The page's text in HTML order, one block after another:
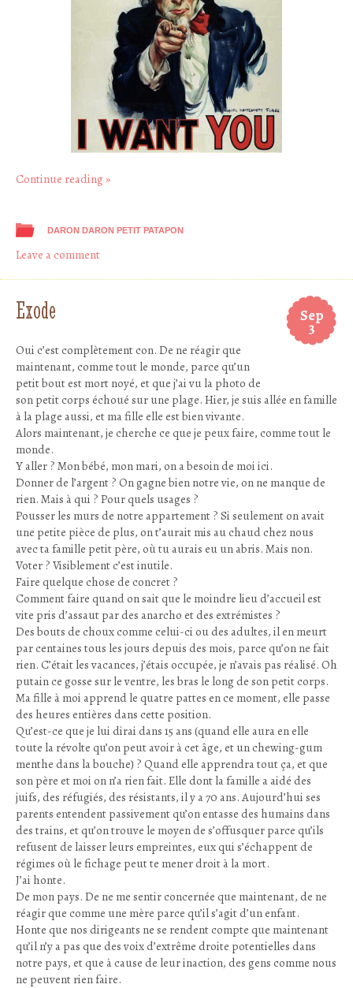
Continue reading»
DARON DARON PETIT PATAPON
Leave a comment
Sep
3
Exode
Oui c’est complètement con. De ne réagir que
maintenant, comme tout le monde, parce qu’un
petit bout est mort noyé, et que j’ai vu la photo de
son petit corps échoué sur une plage. Hier, je suis allée en famille
à la plage aussi, et ma fille elle est bien vivante.
Alors maintenant, je cherche ce que je peux faire, comme tout le
monde.
Y aller ? Mon bébé, mon mari, on a besoin de moi ici.
Donner de l’argent ? On gagne bien notre vie, on ne manque de
rien. Mais à qui ? Pour quels usages ?
Pousser les murs de notre appartement ? Si seulement on avait
une petite pièce de plus, on t’aurait mis au chaud chez nous
avec ta famille petit père, où tu aurais eu un abris. Mais non.
Voter ? Visiblement c’est inutile.
Faire quelque chose de concret ?
Comment faire quand on sait que le moindre lieu d’accueil est
vite pris d’assaut par des anarcho et des extrémistes ?
Des bouts de choux comme celui-ci ou des adultes, il en meurt
par centaines tous les jours depuis des mois, parce qu’on ne fait
rien. C’était les vacances, j’étais occupée, je n’avais pas réalisé. Oh
putain ce gosse sur le ventre, les bras le long de son petit corps.
Ma fille à moi apprend le quatre pattes en ce moment, elle passe
des heures entières dans cette position.
Qu’est-ce que je lui dirai dans 15 ans (quand elle aura en elle
toute la révolte qu’on peut avoir à cet âge, et un chewing-gum
menthe dans la bouche) ? Quand elle apprendra tout ça, et que
son père et moi on n’a rien fait. Elle dont la famille a aidé des
juifs, des réfugiés, des résistants, il y a 70 ans. Aujourd’hui ses
parents entendent passivement qu’on entasse des humains dans
des trains, et qu’on trouve le moyen de s’offusquer parce qu’ils
refusent de laisser leurs empreintes, eux qui s’échappent de
régimes où le fichage peut te mener droit à la mort.
J’ai honte.
De mon pays. De ne me sentir concernée que maintenant, de ne
réagir que comme une mère parce qu’il s’agit d’un enfant.
Honte que nos dirigeants ne se rendent compte que maintenant
qu’il n’y a pas que des voix d’extrême droite potentielles dans
notre pays, et que à cause de leur inaction, des gens comme nous
ne peuvent rien faire.